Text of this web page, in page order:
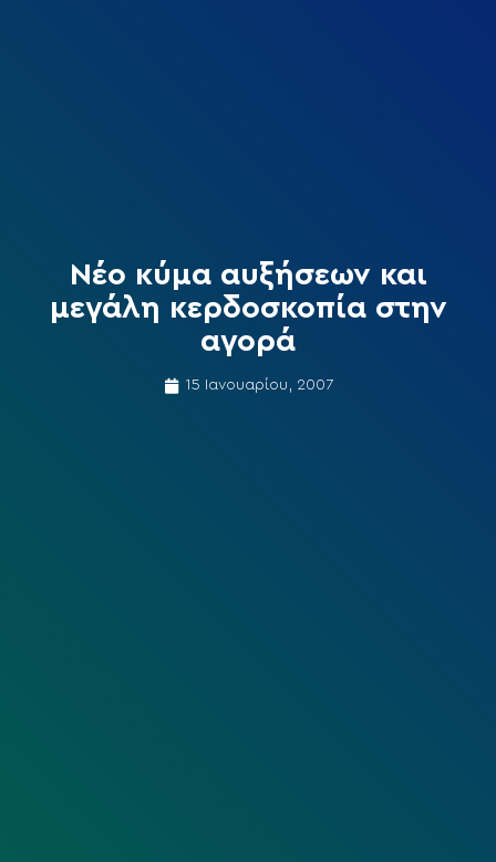
Νέο κύμα αυξήσεων και
μεγάλη κερδοσκοπία στην
αγορά
15 Ιανουαρίου, 2007